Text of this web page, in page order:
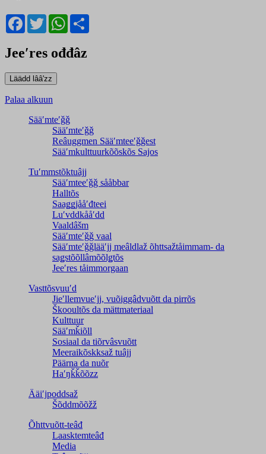
Facebook
TwitterWhatsApp
Jeeʹres ođđâz
Palaa alkuun
Sääʹmteʹǧǧ
Sääʹmteʹǧǧ
Reâuggmen Sääʹmteeʹǧǧest
Sääʹmkulttuurkõõskõs Sajos
Tuʹmmstõktuâjj
Sääʹmteeʹǧǧ sååbbar
Halltõs
Saaǥǥjååʹđteei
Luʹvddkååʹdd
Vaaldâšm
Sääʹmteʹǧǧ vaal
Sääʹmteʹǧǧlääʹjj meâldlaž õhttsažtåimmam- da
saǥstõõllâmõõlǥtõs
Jeeʹres tåimmorgaan
Vasttõsvuuʹd
Jieʹllemvueʹjj, vuõiggâdvuõtt da pirrõs
Škooultõs da mättmateriaal
Kulttuur
Sääʹmǩiõll
Sosiaal da tiõrvâsvuõtt
Meeraikõskksaž tuâjj
Päärna da nuõr
Haʹŋǩǩõõzz
Ääiʹjpoddsaž
Šõddmõõžž
Õhttvuõtt-teâđ
Laasktemteâđ
Media